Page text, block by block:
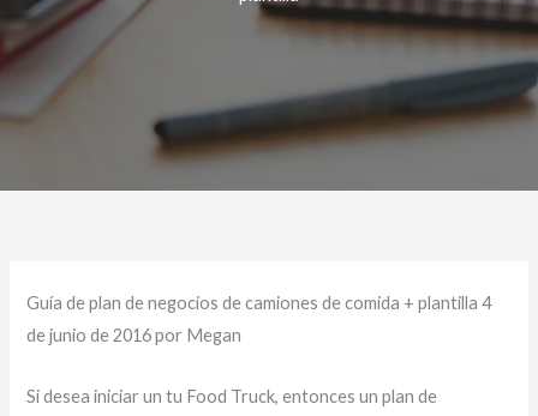
Guía de plan de negocios de camiones de comida + plantilla 4
de junio de 2016 por Megan
Si desea iniciar un tu Food Truck, entonces un plan de